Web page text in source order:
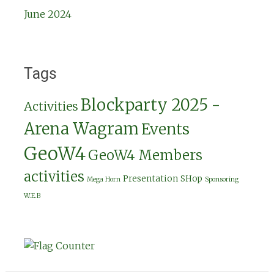
June 2024
Tags
Activities Blockparty 2025 -
Arena WagramEvents
GeoW4GeoW4 Members
activities Mega Horn Presentation SHop Sponsoring
W.E.B